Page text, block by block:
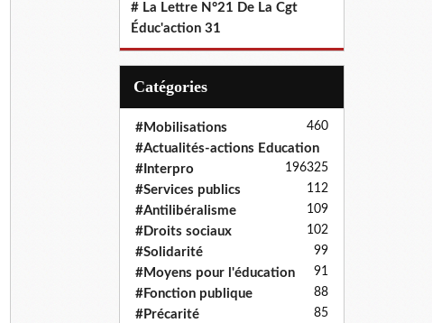
# La Lettre N°21 De La Cgt
Éduc'action 31
Catégories
#Mobilisations 460
#Actualités-actions Education
325
#Interpro 196
#Services publics 112
#Antilibéralisme 109
#Droits sociaux 102
#Solidarité 99
#Moyens pour l'éducation 91
#Fonction publique 88
#Précarité 85